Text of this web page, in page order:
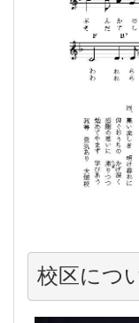
校区につ